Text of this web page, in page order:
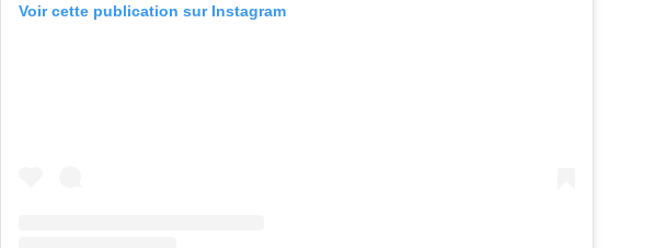
Voir cette publication sur Instagram